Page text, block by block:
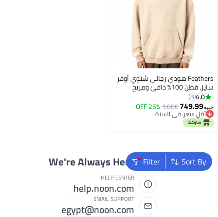
8
Feathers هودي رجالي شتوي أوفر
سايز، قطن 100% دافئ ومريح
4.0
3
جنيه749.99
1,000
25% OFF
أقل سعر في السنة
أقل سعر في السنة
Sort By
Filter
We're Always Here To Help
HELP CENTER
help.noon.com
EMAIL SUPPORT
egypt@noon.com